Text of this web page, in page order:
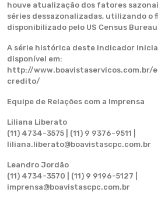
houve atualização dos fatores
séries dessazonalizadas, utilizando o
disponibilizado pelo US Census
A série histórica deste indicador inicia
disponível em:
http://www.boavistaservicos.com.br/
credito/
Equipe de Relações com a Imprensa
Liliana Liberato
(11) 4734-3575 | (11) 9 9376-9511 |
liliana.liberato@boavistascpc.com.br
Leandro Jordão
(11) 4734-3570 | (11) 9 9196-5127 |
imprensa@boavistascpc.com.br